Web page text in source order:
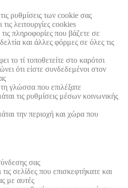
ρυθμίσεις των cookie σας
λειτουργίες cookies
πληροφορίες που βάζετε σε
και άλλες φόρμες σε όλες τις
το τί τοποθετείτε στο καρότσι
ότι είστε συνδεδεμένοι στον
γλώσσα που επιλέξατε
τις ρυθμίσεις μέσων κοινωνικής
την περιοχή και χώρα που
σας
σελίδες που επισκεφτήκατε και
με αυτές